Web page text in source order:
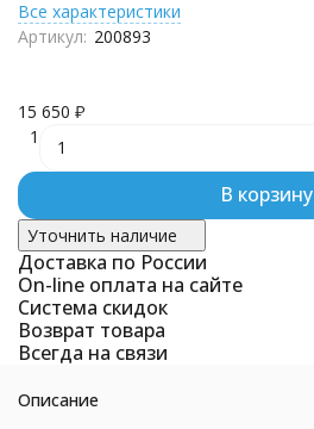
Все характеристики
Артикул: 200893
15 650 ₽
1
В корзину
Уточнить наличие
Доставка по России
On-line оплата на сайте
Система скидок
Возврат товара
Всегда на связи
Описание